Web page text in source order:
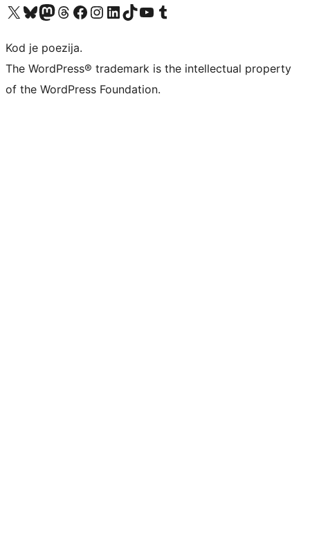
Visit our X (formerly Twitter) account
Visit our Bluesky account
Visit our Mastodon account
Visit our Threads account
Visit our Facebook page
Visit our Instagram account
Visit our LinkedIn account
Visit our TikTok account
Visit our YouTube channel
Visit our Tumblr account
Kod je poezija.
The WordPress® trademark is the intellectual property
of the WordPress Foundation.